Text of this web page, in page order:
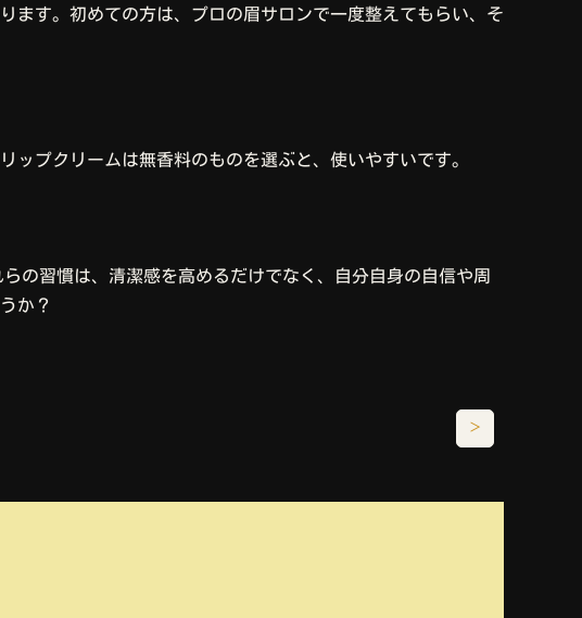
す。初めての方は、プロの眉サロンで一度整えてもらい、そ
プクリームは無香料のものを選ぶと、使いやすいです。
の習慣は、清潔感を高めるだけでなく、自分自身の自信や周
か？
＞